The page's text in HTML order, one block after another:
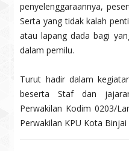
penyelenggaraannya,
Serta yang tidak kalah
atau lapang dada bagi
dalam pemilu.
Turut hadir dalam
beserta Staf dan
Perwakilan Kodim 0203/
Perwakilan KPU Kota